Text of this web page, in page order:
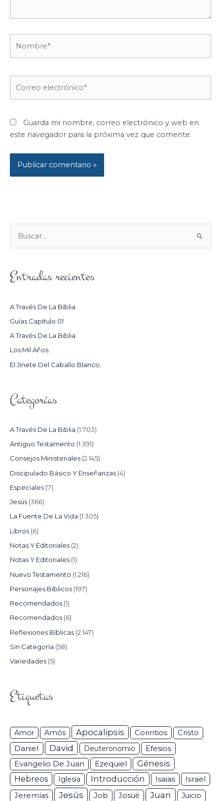
electrónico*
Guarda mi nombre, correo electrónico y web en
este navegador para la próxima vez que comente.
U
C
R
:
Entradas recientes
A Través De La Biblia
Guías Capítulo 01
A Través De La Biblia
Los Mil Años.
El Jinete Del Caballo Blanco.
Categorías
A Través De La Biblia (1.703)
Antiguo Testamento (1.391)
Consejos Ministeriales (2.145)
Discipulado Básico Y Enseñanzas (4)
Especiales (7)
Jesús (366)
La Fuente De La Vida (1.305)
Libros (6)
Notas Y Editoriales (2)
Notas Y Editoriales (1)
Nuevo Testamento (1.216)
Personajes Bíblicos (197)
Recomendados (1)
Recomendados (6)
Reflexiones Bíblicas (2.147)
Sin Categoría (58)
Variedades (5)
Etiquetas
Amor Amós Apocalipsis Corintios Cristo
Daniel David Deuteronomio Efesios
Evangelio De Juan Ezequiel
Génesis
Hebreos
Iglesia Introducción Isaias Israel
Jeremías Jesús Job Josué Juan
Juicio